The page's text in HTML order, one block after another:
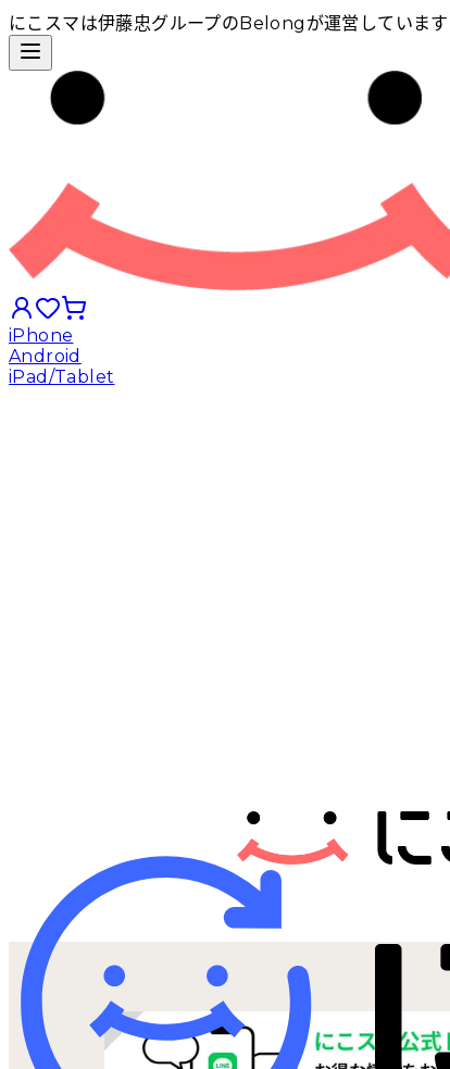
にこスマは伊藤忠グループのBelongが運営しています
iPhone
Android
iPad/Tablet
ニュース
にこスマ通信
マイページ